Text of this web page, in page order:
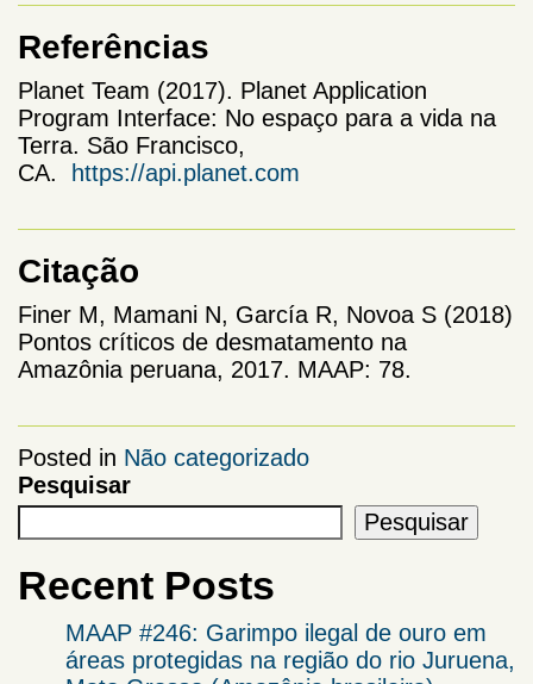
Referências
Planet Team (2017). Planet Application
Program Interface: No espaço para a vida na
Terra. São Francisco,
CA. https://api.planet.com
Citação
Finer M, Mamani N, García R, Novoa S (2018)
Pontos críticos de desmatamento na
Amazônia peruana, 2017. MAAP: 78.
Posted in Não categorizado
Pesquisar
Pesquisar
Recent Posts
MAAP #246: Garimpo ilegal de ouro em
áreas protegidas na região do rio Juruena,